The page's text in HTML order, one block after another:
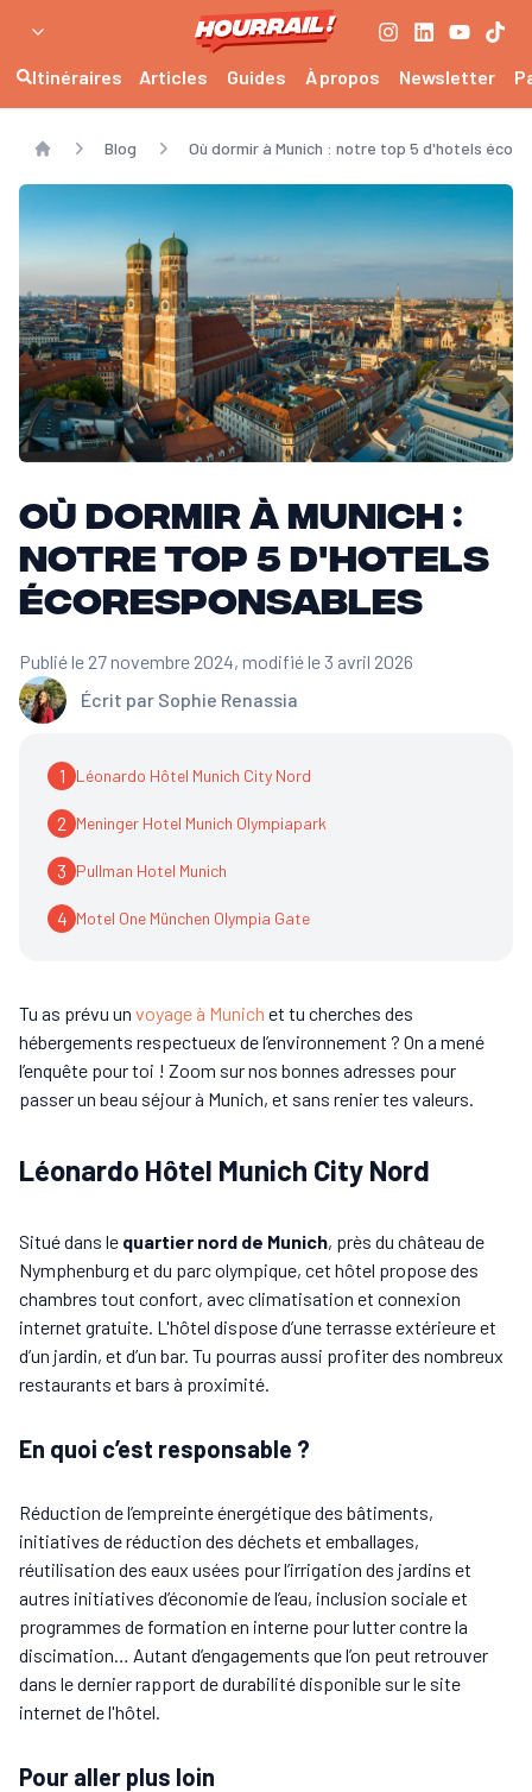
Itinéraires Articles Guides À propos Newsletter
Home
Blog Où dormir à Munich : notre top 5 d'hotels
Où dormir à Munich :
notre top 5 d'hotels
écoresponsables
Écrit par Sophie Renassia
Publié le 27 novembre 2024, modifié le 3 avril 2026
1 Léonardo Hôtel Munich City Nord
2 Meninger Hotel Munich Olympiapark
3 Pullman Hotel Munich
4 Motel One München Olympia Gate
Tu as prévu un voyage à Munich et tu cherches des
hébergements respectueux de l’environnement ? On a mené
l’enquête pour toi ! Zoom sur nos bonnes adresses pour
passer un beau séjour à Munich, et sans renier tes valeurs.
Léonardo Hôtel Munich City Nord
Situé dans le quartier nord de Munich, près du château de
Nymphenburg et du parc olympique, cet hôtel propose des
chambres tout confort, avec climatisation et connexion
internet gratuite. L'hôtel dispose d’une terrasse extérieure et
d’un jardin, et d’un bar. Tu pourras aussi profiter des nombreux
restaurants et bars à proximité.
En quoi c’est responsable ?
Réduction de l’empreinte énergétique des bâtiments,
initiatives de réduction des déchets et emballages,
réutilisation des eaux usées pour l’irrigation des jardins et
autres initiatives d’économie de l’eau, inclusion sociale et
programmes de formation en interne pour lutter contre la
discimation… Autant d’engagements que l’on peut retrouver
dans le dernier rapport de durabilité disponible sur le site
internet de l'hôtel.
Pour aller plus loin